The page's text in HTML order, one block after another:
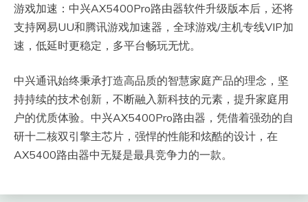
游戏加速：中兴AX5400Pro路由器软件升级版本后，还将
支持网易UU和腾讯游戏加速器，全球游戏/主机专线VIP加
速，低延时更稳定，多平台畅玩无忧。
中兴通讯始终秉承打造高品质的智慧家庭产品的理念，坚
持持续的技术创新，不断融入新科技的元素，提升家庭用
户的优质体验。中兴AX5400Pro路由器，凭借着强劲的自
研十二核双引擎主芯片，强悍的性能和炫酷的设计，在
AX5400路由器中无疑是最具竞争力的一款。